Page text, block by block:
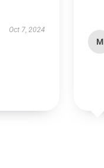
Oct 7, 2024
M